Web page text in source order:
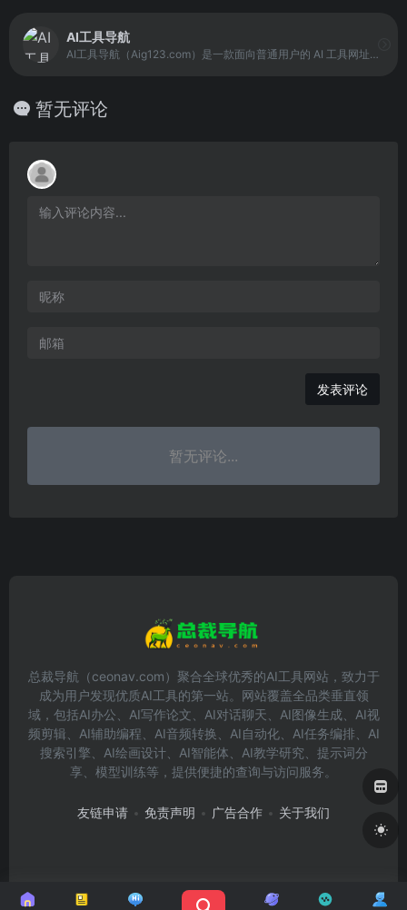
AI工具导航
AI工具导航（Aig123.com）是一款面向普通用户的 AI 工具网址导航平台，已收录 3000+ 国内外热门 AI 工具网站，覆盖 AI 写作、AI 绘画、AI 聊天、AI 视频、AI 音乐、AI 游戏、AI 办公、AI 编程等多个领域。它的定位是“工具入口汇总与分类导航”，通过统一入口减少用户在不同网站间跳转的成本，并提供相关 AI 资讯与学习内容，帮助用户更快上手工具与理解应用场景。
暂无评论
发表评论
暂无评论...
总裁导航（ceonav.com）聚合全球优秀的AI工具网站，致力于
成为用户发现优质AI工具的第一站。网站覆盖全品类垂直领
域，包括AI办公、AI写作论文、AI对话聊天、AI图像生成、AI视
频剪辑、AI辅助编程、AI音频转换、AI自动化、AI任务编排、AI
搜索引擎、AI绘画设计、AI智能体、AI教学研究、提示词分
享、模型训练等，提供便捷的查询与访问服务。
友链申请 免责声明 广告合作 关于我们
Copyright © 2026